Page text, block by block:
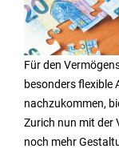
Für den
besonders flexible
nachzukommen,
Zurich nun mit der
noch mehr